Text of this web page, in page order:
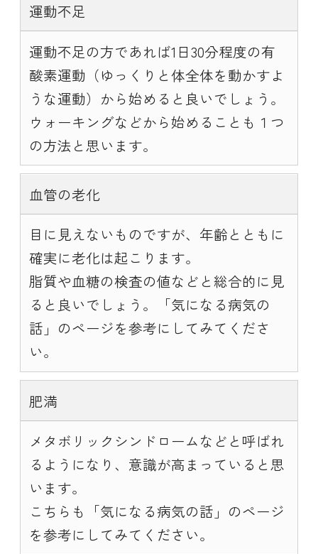
運動不足
運動不足の方であれば1日30分程度の有
酸素運動（ゆっくりと体全体を動かすよ
うな運動）から始めると良いでしょう。
ウォーキングなどから始めることも１つ
の方法と思います。
血管の老化
目に見えないものですが、年齢とともに
確実に老化は起こります。
脂質や血糖の検査の値などと総合的に見
ると良いでしょう。「気になる病気の
話」のページを参考にしてみてくださ
い。
肥満
メタボリックシンドロームなどと呼ばれ
るようになり、意識が高まっていると思
います。
こちらも「気になる病気の話」のページ
を参考にしてみてください。